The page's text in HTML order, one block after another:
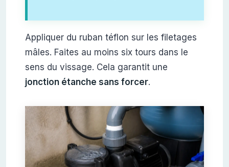
Appliquer du ruban téflon sur les filetages
mâles. Faites au moins six tours dans le
sens du vissage. Cela garantit une
jonction étanche sans forcer.